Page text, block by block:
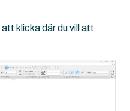
klicka där du vill att